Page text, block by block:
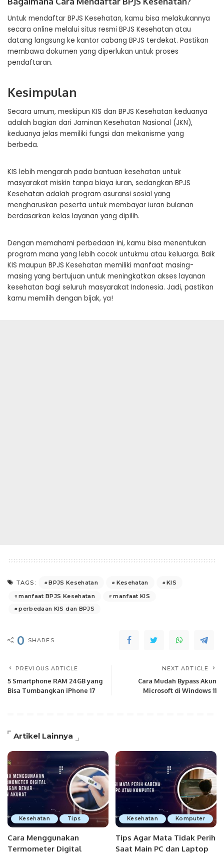
Untuk mendaftar BPJS Kesehatan, kamu bisa melakukannya
secara online melalui situs resmi BPJS Kesehatan atau
datang langsung ke kantor cabang BPJS terdekat. Pastikan
membawa dokumen yang diperlukan untuk proses
pendaftaran.
Kesimpulan
Secara umum, meskipun KIS dan BPJS Kesehatan keduanya
adalah bagian dari Jaminan Kesehatan Nasional (JKN),
keduanya jelas memiliki fungsi dan mekanisme yang
berbeda.
KIS lebih mengarah pada bantuan kesehatan untuk
masyarakat miskin tanpa biaya iuran, sedangkan BPJS
Kesehatan adalah program asuransi sosial yang
mengharuskan peserta untuk membayar iuran bulanan
berdasarkan kelas layanan yang dipilih.
Dengan memahami perbedaan ini, kamu bisa menentukan
program mana yang lebih cocok untukmu atau keluarga. Baik
KIS maupun BPJS Kesehatan memiliki manfaat masing-
masing yang bertujuan untuk meningkatkan akses layanan
kesehatan bagi seluruh masyarakat Indonesia. Jadi, pastikan
kamu memilih dengan bijak, ya!
TAGS: BPJS Kesehatan Kesehatan
KIS
manfaat BPJS Kesehatan
manfaat KIS
perbedaan KIS dan BPJS
0 SHARES
PREVIOUS ARTICLE
5 Smartphone RAM 24GB yang
Bisa Tumbangkan iPhone 17
NEXT ARTICLE
Cara Mudah Bypass Akun
Microsoft di Windows 11
Artikel Lainnya
Kesehatan Tips
Cara Menggunakan
Termometer Digital
Kesehatan Komputer
Tips Agar Mata Tidak Perih
Saat Main PC dan Laptop